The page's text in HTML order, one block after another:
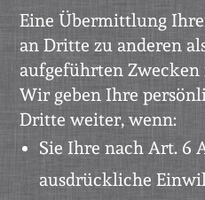
Eine Übermittlung
an Dritte zu anderen
aufgeführten
Wir geben Ihre
Dritte weiter, wenn:
Sie Ihre nach Art. 6
ausdrückliche